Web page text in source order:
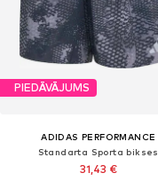
PIEDĀVĀJUMS
ADIDAS PERFORMANCE
Standarta Sporta bikses
31,43 €